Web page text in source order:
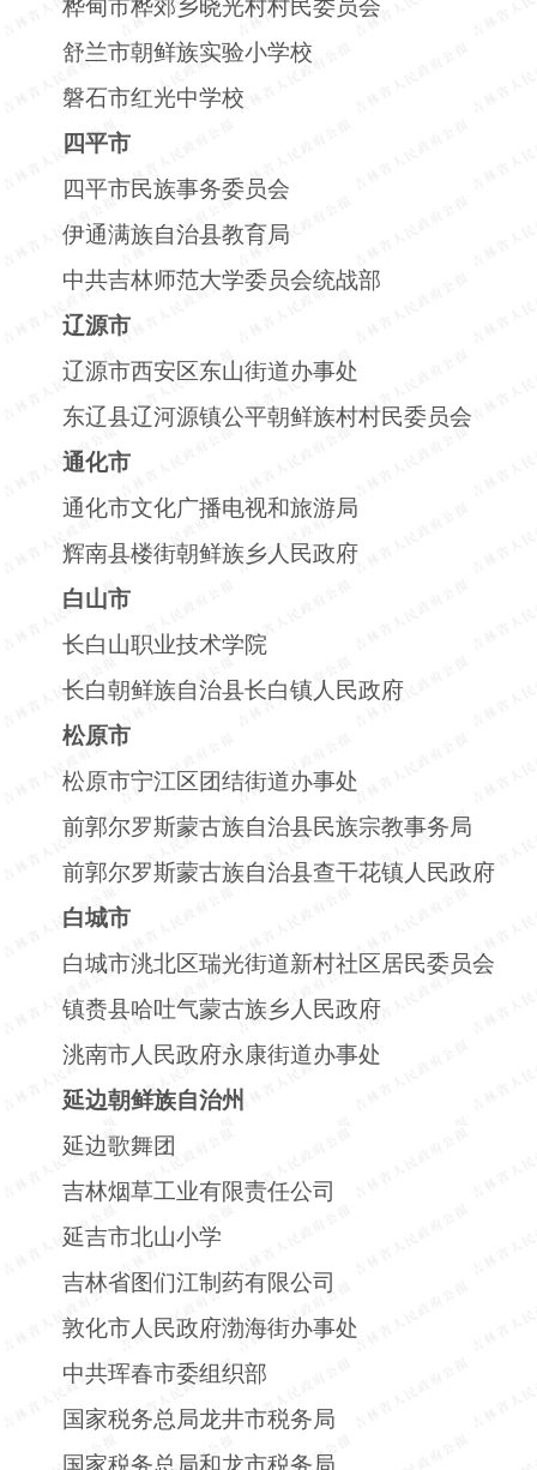
桦甸市桦郊乡晓光村村民委员会
舒兰市朝鲜族实验小学校
磐石市红光中学校
四平市
四平市民族事务委员会
伊通满族自治县教育局
中共吉林师范大学委员会统战部
辽源市
辽源市西安区东山街道办事处
东辽县辽河源镇公平朝鲜族村村民委员会
通化市
通化市文化广播电视和旅游局
辉南县楼街朝鲜族乡人民政府
白山市
长白山职业技术学院
长白朝鲜族自治县长白镇人民政府
松原市
松原市宁江区团结街道办事处
前郭尔罗斯蒙古族自治县民族宗教事务局
前郭尔罗斯蒙古族自治县查干花镇人民政府
白城市
白城市洮北区瑞光街道新村社区居民委员会
镇赉县哈吐气蒙古族乡人民政府
洮南市人民政府永康街道办事处
延边朝鲜族自治州
延边歌舞团
吉林烟草工业有限责任公司
延吉市北山小学
吉林省图们江制药有限公司
敦化市人民政府渤海街办事处
中共珲春市委组织部
国家税务总局龙井市税务局
国家税务总局和龙市税务局